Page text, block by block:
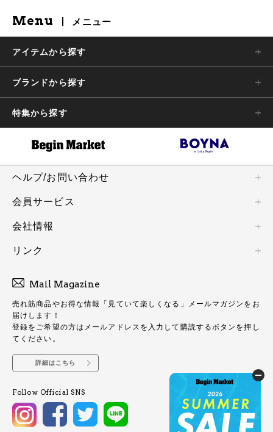
Menu メニュー
アイテムから探す
ブランドから探す
特集から探す
ヘルプ/お問い合わせ
会員サービス
会社情報
リンク
Mail Magazine
売れ筋商品やお得な情報「見ていて楽しくなる」メールマガジンをお
届けします！
登録をご希望の方はメールアドレスを入力して購読するボタンを押し
てください。
詳細はこちら
Follow Official SNS